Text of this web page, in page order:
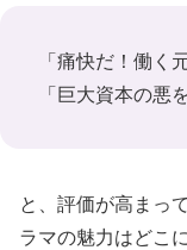
「痛快だ！働く
「巨大資本の悪
と、評価が高まっ
ラマの魅力はどこ